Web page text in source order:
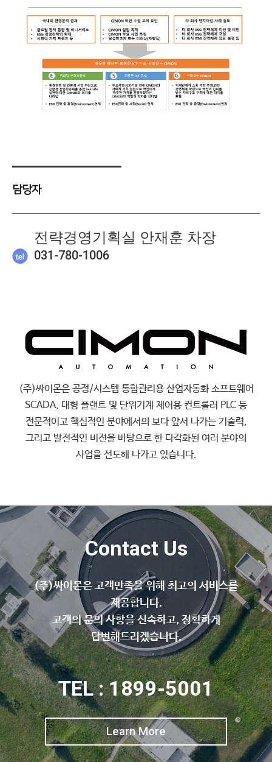
담당자
전략경영기획실 안재훈 차장
031-780-1006
(주)싸이몬은 공정/시스템 통합관리용 산업자동화 소프트웨어
SCADA, 대형 플랜트 및 단위기계 제어용 컨트롤러 PLC 등
전문적이고 핵심적인 분야에서의 보다 앞서 나가는 기술력,
그리고 발전적인 비젼을 바탕으로 한 다각화된 여러 분야의
사업을 선도해 나가고 있습니다.
Contact Us
(주)싸이몬은 고객만족을 위해 최고의 서비스를
제공합니다.
고객의 문의 사항을 신속하고, 정확하게
답변해드리겠습니다.
TEL : 1899-5001
Learn More